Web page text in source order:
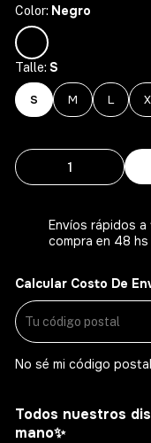
Color: Negro
Talle: S
S M L
Envíos rápidos
compra en 48 hs
Calcular Costo De
No sé mi código postal
Todos nuestros
mano✨